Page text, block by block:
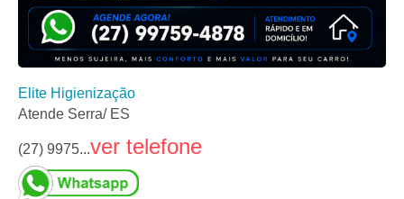
Elite Higienização
Atende Serra/ ES
(27) 9975...ver telefone